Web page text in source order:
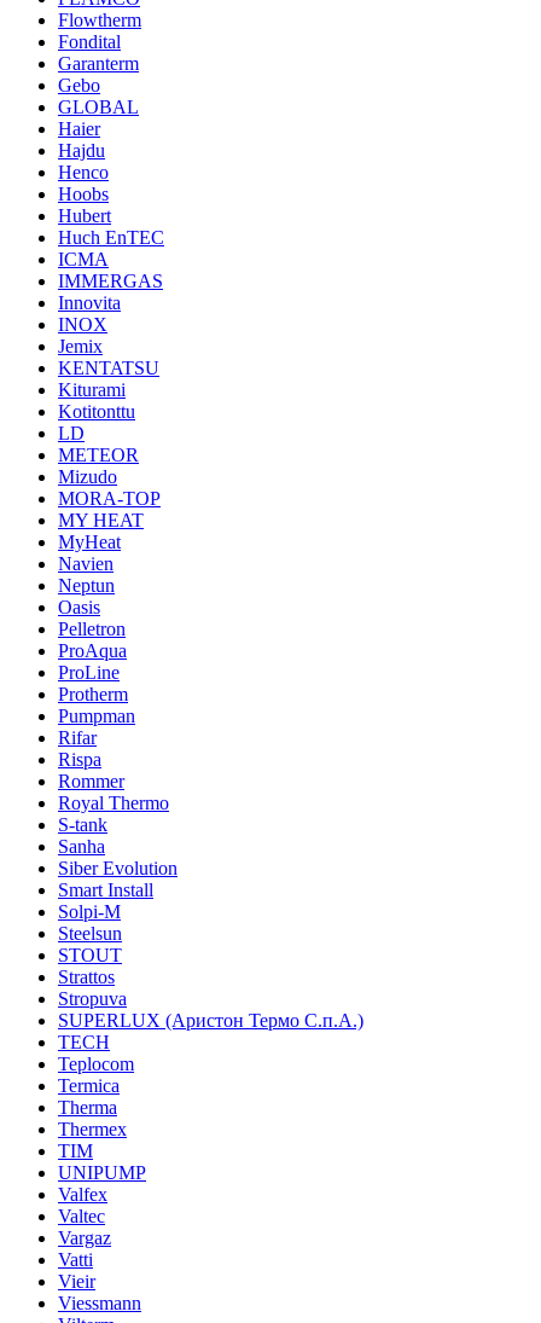
Flowtherm
Fondital
Garanterm
Gebo
GLOBAL
Haier
Hajdu
Henco
Hoobs
Hubert
Huch EnTEC
ICMA
IMMERGAS
Innovita
INOX
Jemix
KENTATSU
Kiturami
Kotitonttu
LD
METEOR
Mizudo
MORA-TOP
MY HEAT
MyHeat
Navien
Neptun
Oasis
Pelletron
ProAqua
ProLine
Protherm
Pumpman
Rifar
Rispa
Rommer
Royal Thermo
S-tank
Sanha
Siber Evolution
Smart Install
Solpi-M
Steelsun
STOUT
Strattos
Stropuva
SUPERLUX (Аристон Термо С.п.А.)
TECH
Teplocom
Termica
Therma
Thermex
TIM
UNIPUMP
Valfex
Valtec
Vargaz
Vatti
Vieir
Viessmann